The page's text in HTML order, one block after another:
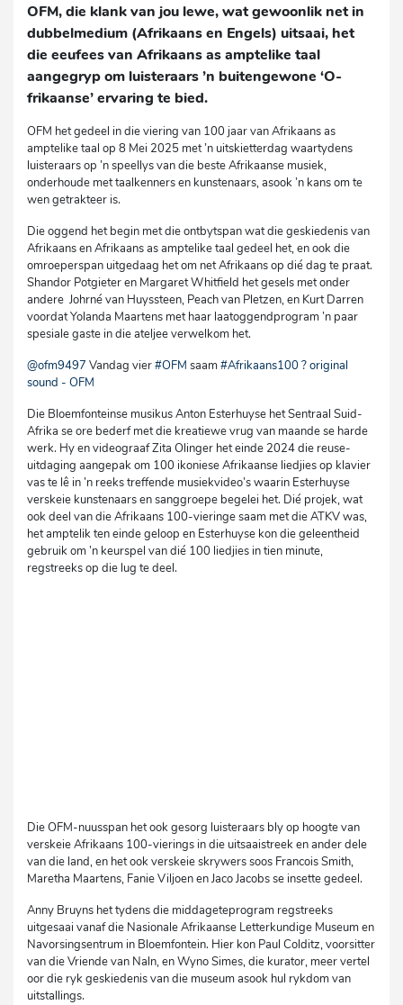
OFM, die klank van jou lewe, wat gewoonlik net in
dubbelmedium (Afrikaans en Engels) uitsaai, het
die eeufees van Afrikaans as amptelike taal
aangegryp om luisteraars ’n buitengewone ‘O-
frikaanse’ ervaring te bied.
OFM het gedeel in die viering van 100 jaar van Afrikaans as
amptelike taal op 8 Mei 2025 met ’n uitskietterdag waartydens
luisteraars op ’n speellys van die beste Afrikaanse musiek,
onderhoude met taalkenners en kunstenaars, asook ’n kans om te
wen getrakteer is.
Die oggend het begin met die ontbytspan wat die geskiedenis van
Afrikaans en Afrikaans as amptelike taal gedeel het, en ook die
omroeperspan uitgedaag het om net Afrikaans op dié dag te praat.
Shandor Potgieter en Margaret Whitfield het gesels met onder
andere Johrné van Huyssteen, Peach van Pletzen, en Kurt Darren
voordat Yolanda Maartens met haar laatoggendprogram ’n paar
spesiale gaste in die ateljee verwelkom het.
@ofm9497 Vandag vier#OFM saam#Afrikaans100 ? original
sound - OFM
Die Bloemfonteinse musikus Anton Esterhuyse het Sentraal Suid-
Afrika se ore bederf met die kreatiewe vrug van maande se harde
werk. Hy en videograaf Zita Olinger het einde 2024 die reuse-
uitdaging aangepak om 100 ikoniese Afrikaanse liedjies op klavier
vas te lê in ’n reeks treffende musiekvideo’s waarin Esterhuyse
verskeie kunstenaars en sanggroepe begelei het. Dié projek, wat
ook deel van die Afrikaans 100-vieringe saam met die ATKV was,
het amptelik ten einde geloop en Esterhuyse kon die geleentheid
gebruik om ’n keurspel van dié 100 liedjies in tien minute,
regstreeks op die lug te deel.
Die OFM-nuusspan het ook gesorg luisteraars bly op hoogte van
verskeie Afrikaans 100-vierings in die uitsaaistreek en ander dele
van die land, en het ook verskeie skrywers soos Francois Smith,
Maretha Maartens, Fanie Viljoen en Jaco Jacobs se insette gedeel.
Anny Bruyns het tydens die middageteprogram regstreeks
uitgesaai vanaf die Nasionale Afrikaanse Letterkundige Museum en
Navorsingsentrum in Bloemfontein. Hier kon Paul Colditz, voorsitter
van die Vriende van Naln, en Wyno Simes, die kurator, meer vertel
oor die ryk geskiedenis van die museum asook hul rykdom van
uitstallings.